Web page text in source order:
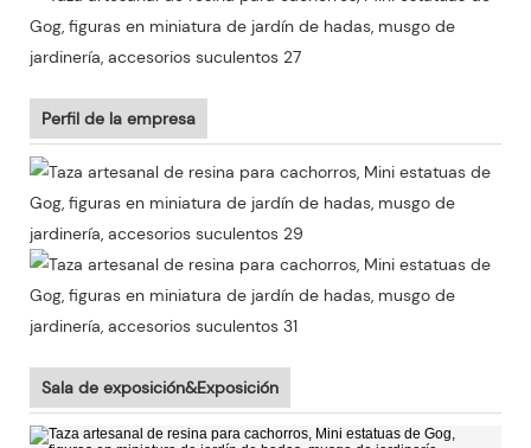
Perfil de la empresa
Sala de exposición&Exposición